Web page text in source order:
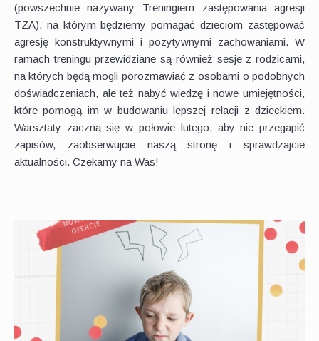
(powszechnie nazywany Treningiem zastępowania agresji
TZA), na którym będziemy pomagać dzieciom zastępować
agresję konstruktywnymi i pozytywnymi zachowaniami. W
ramach treningu przewidziane są również sesje z rodzicami,
na których będą mogli porozmawiać z osobami o podobnych
doświadczeniach, ale też nabyć wiedzę i nowe umiejętności,
które pomogą im w budowaniu lepszej relacji z dzieckiem.
Warsztaty zaczną się w połowie lutego, aby nie przegapić
zapisów, zaobserwujcie naszą stronę i sprawdzajcie
aktualności. Czekamy na Was!